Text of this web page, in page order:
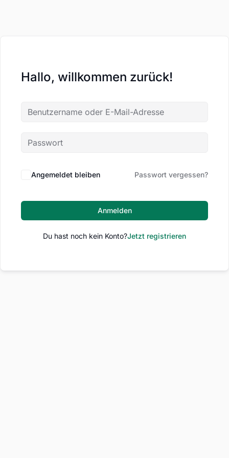
Hallo, willkommen zurück!
Angemeldet bleiben Passwort vergessen?
Anmelden
Du hast noch kein Konto?Jetzt registrieren